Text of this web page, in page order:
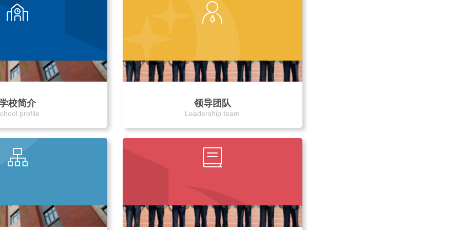
校简介
profile
领导团队
Leadership team